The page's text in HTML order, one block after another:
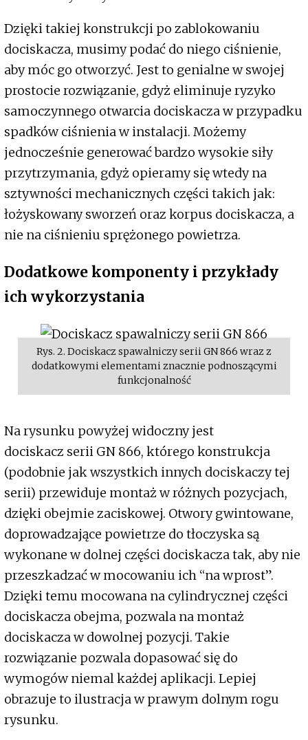
Dzięki takiej konstrukcji po zablokowaniu
dociskacza, musimy podać do niego ciśnienie,
aby móc go otworzyć. Jest to genialne w swojej
prostocie rozwiązanie, gdyż eliminuje ryzyko
samoczynnego otwarcia dociskacza w przypadku
spadków ciśnienia w instalacji. Możemy
jednocześnie generować bardzo wysokie siły
przytrzymania, gdyż opieramy się wtedy na
sztywności mechanicznych części takich jak:
łożyskowany sworzeń oraz korpus dociskacza, a
nie na ciśnieniu sprężonego powietrza.
Dodatkowe komponenty i przykłady
ich wykorzystania
Rys. 2. Dociskacz spawalniczy serii GN 866 wraz z
dodatkowymi elementami znacznie podnoszącymi
funkcjonalność
Na rysunku powyżej widoczny jest
dociskacz serii GN 866, którego konstrukcja
(podobnie jak wszystkich innych dociskaczy tej
serii) przewiduje montaż w różnych pozycjach,
dzięki obejmie zaciskowej. Otwory gwintowane,
doprowadzające powietrze do tłoczyska są
wykonane w dolnej części dociskacza tak, aby nie
przeszkadzać w mocowaniu ich “na wprost”.
Dzięki temu mocowana na cylindrycznej części
dociskacza obejma, pozwala na montaż
dociskacza w dowolnej pozycji. Takie
rozwiązanie pozwala dopasować się do
wymogów niemal każdej aplikacji. Lepiej
obrazuje to ilustracja w prawym dolnym rogu
rysunku.